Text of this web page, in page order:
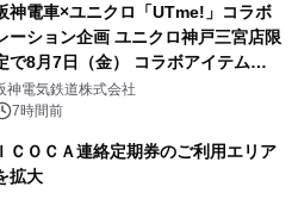
神電車×ユニクロ「UTme!」コラボ
ーション企画 ユニクロ神戸三宮店限
で8月7日（金） コラボアイテムが
売決定！
神電気鉄道株式会社
7時間前
ＩＣＯＣＡ連絡定期券のご利用エリア
拡大